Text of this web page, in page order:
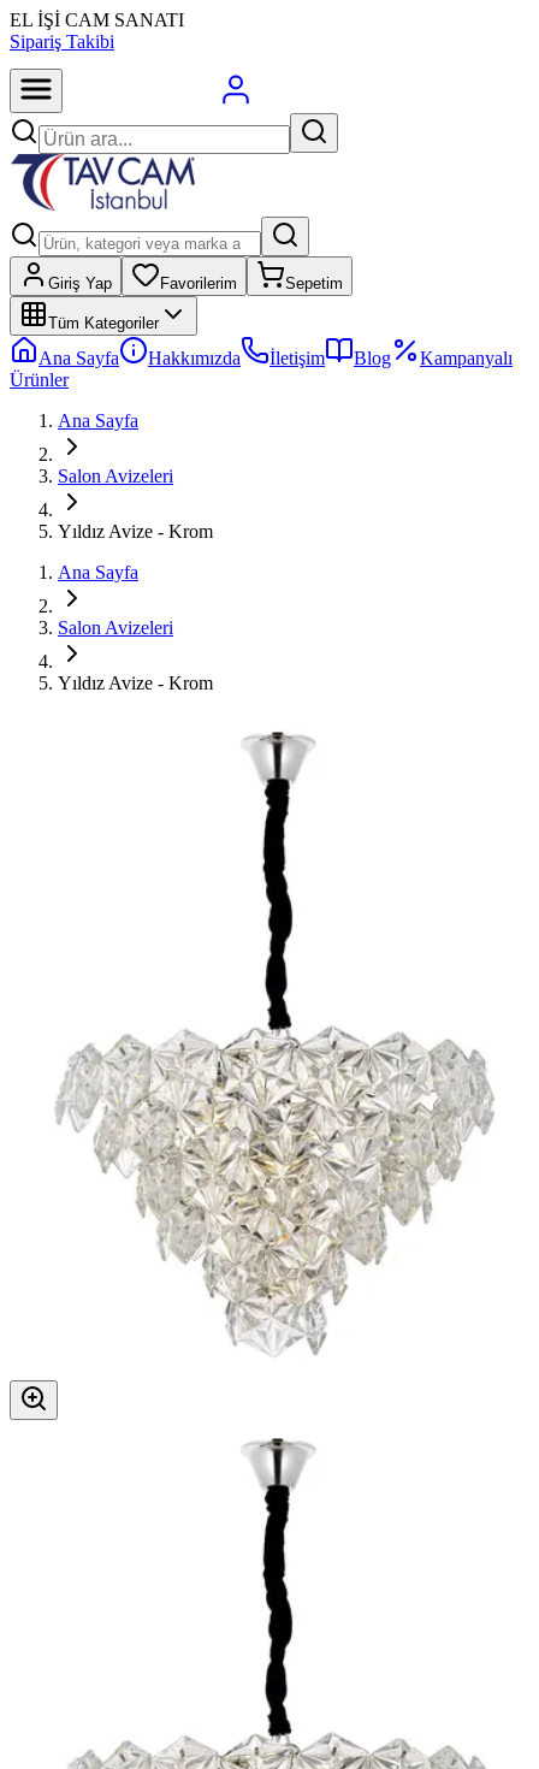
EL İŞİ CAM SANATI
Sipariş Takibi
Giriş Yap Favorilerim Sepetim
Tüm Kategoriler
Ana Sayfa Hakkımızda İletişim Blog
Kampanyalı
Ürünler
Ana Sayfa
Salon Avizeleri
Yıldız Avize - Krom
Ana Sayfa
Salon Avizeleri
Yıldız Avize - Krom